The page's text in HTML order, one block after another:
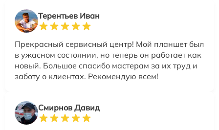
Терентьев Иван
Прекрасный сервисный центр! Мой планшет был
в ужасном состоянии, но теперь он работает как
новый. Большое спасибо мастерам за их труд и
заботу о клиентах. Рекомендую всем!
Смирнов Давид